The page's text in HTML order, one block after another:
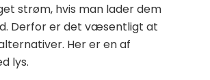
strøm, hvis man lader dem
Derfor er det væsentligt at
Her er en af
lys.